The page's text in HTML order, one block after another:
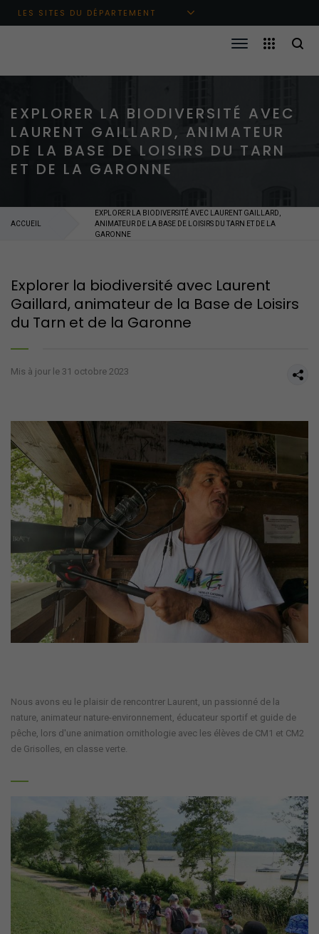
Aller au menu principal
Aller au contenu
Aller à la recherche
LES SITES DU DÉPARTEMENT
EXPLORER LA BIODIVERSITÉ AVEC
LAURENT GAILLARD, ANIMATEUR
DE LA BASE DE LOISIRS DU TARN
ET DE LA GARONNE
ACCUEIL
EXPLORER LA BIODIVERSITÉ AVEC LAURENT GAILLARD,
ANIMATEUR DE LA BASE DE LOISIRS DU TARN ET DE LA
GARONNE
Explorer la biodiversité avec Laurent
Gaillard, animateur de la Base de Loisirs
du Tarn et de la Garonne
Mis à jour le 31 octobre 2023
Nous avons eu le plaisir de rencontrer Laurent, un passionné de la
nature, animateur nature-environnement, éducateur sportif et guide de
pêche, lors d'une animation ornithologie avec les élèves de CM1 et CM2
de Grisolles, en classe verte.